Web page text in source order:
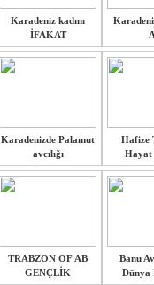
Karadeniz kadını
İFAKAT
Karadenizde Palamut
avcılığı
Hafize
Hayat
TRABZON OF AB
GENÇLİK
Banu
Dünya